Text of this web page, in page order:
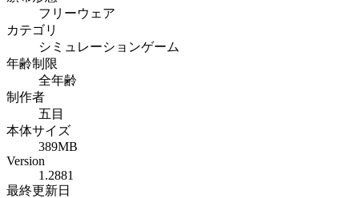
フリーウェア
カテゴリ
シミュレーションゲーム
年齢制限
全年齢
制作者
五目
本体サイズ
389MB
Version
1.2881
最終更新日